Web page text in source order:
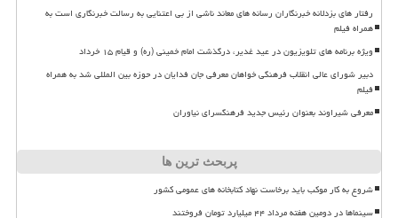
رفتار های بزدلانه خبرنگاران رسانه های معاند ناشی از بی اعتنایی به رسالت خبرنگاری است به
همراه فیلم
ویژه برنامه های تلویزیون در عید غدیر، درگذشت امام خمینی (ره) و قیام ۱۵ خرداد
دبیر شورای عالی انقلاب فرهنگی خواهان معرفی جان فدایان در حوزه بین المللی شد به همراه
فیلم
معرفی شیراوند بعنوان رئیس جدید فرهنگسرای نیاوران
پربحث ترین ها
شروع به کار موکب باید برخاست نهاد کتابخانه های عمومی کشور
سینماها در دومین هفته مرداد ۴۴ میلیارد تومان فروختند